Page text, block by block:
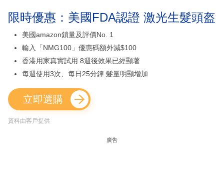
限時優惠：美國FDA認證 激光生髮頭盔
美國amazon鎖量及評價No. 1
輸入「NMG100」優惠碼額外減$100
香港用家真實試用 8週後效果已經顯著
每週使用3次、每日25分鐘 髮量明顯增加
立即選購
資料由客戶提供
廣告